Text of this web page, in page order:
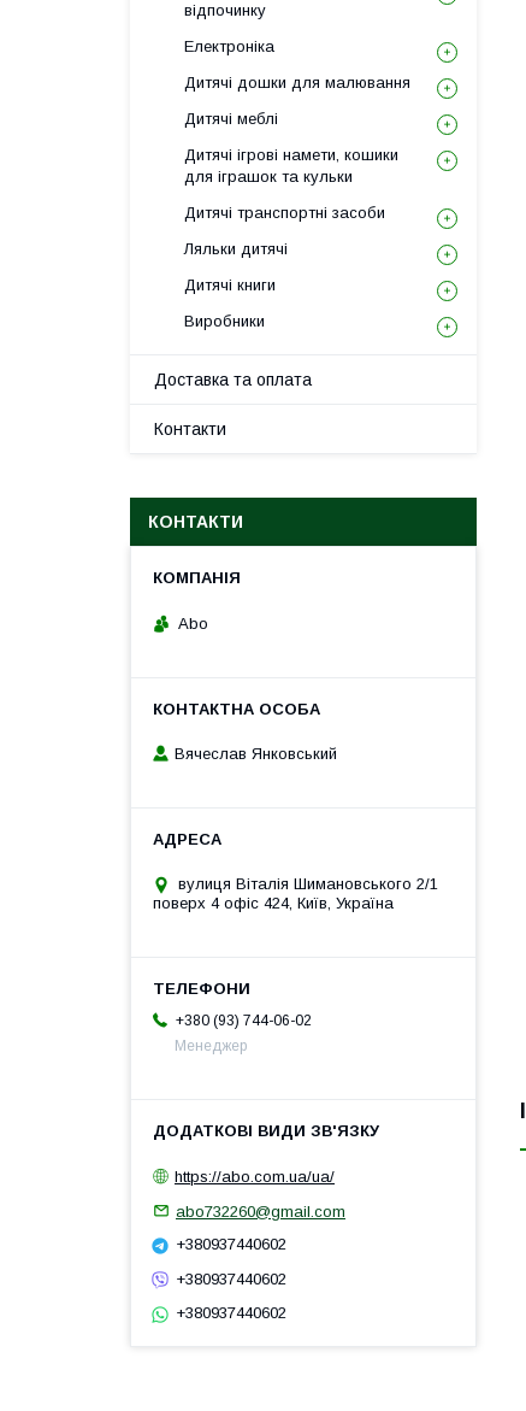
відпочинку
Електроніка
Дитячі дошки для малювання
Дитячі меблі
Дитячі ігрові намети, кошики
для іграшок та кульки
Дитячі транспортні засоби
Ляльки дитячі
Дитячі книги
Виробники
Доставка та оплата
Контакти
КОНТАКТИ
Abo
Вячеслав Янковський
вулиця Віталія Шимановського 2/1
поверх 4 офіс 424, Київ, Україна
+380 (93) 744-06-02
Менеджер
https://abo.com.ua/ua/
abo732260@gmail.com
+380937440602
+380937440602
+380937440602